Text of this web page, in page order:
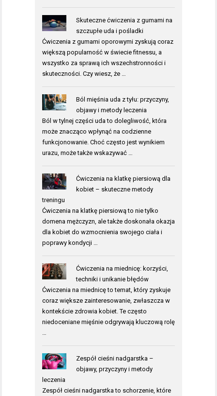
Skuteczne ćwiczenia z gumami na
szczupłe uda i pośladki
Ćwiczenia z gumami oporowymi zyskują coraz
większą popularność w świecie fitnessu, a
wszystko za sprawą ich wszechstronności i
skuteczności. Czy wiesz, że …
Ból mięśnia uda z tyłu: przyczyny,
objawy i metody leczenia
Ból w tylnej części uda to dolegliwość, która
może znacząco wpłynąć na codzienne
funkcjonowanie. Choć często jest wynikiem
urazu, może także wskazywać …
Ćwiczenia na klatkę piersiową dla
kobiet – skuteczne metody
treningu
Ćwiczenia na klatkę piersiową to nie tylko
domena mężczyzn, ale także doskonała okazja
dla kobiet do wzmocnienia swojego ciała i
poprawy kondycji …
Ćwiczenia na miednicę: korzyści,
techniki i unikanie błędów
Ćwiczenia na miednicę to temat, który zyskuje
coraz większe zainteresowanie, zwłaszcza w
kontekście zdrowia kobiet. Te często
niedoceniane mięśnie odgrywają kluczową rolę
Zespół cieśni nadgarstka –
objawy, przyczyny i metody
leczenia
Zespół cieśni nadgarstka to schorzenie, które